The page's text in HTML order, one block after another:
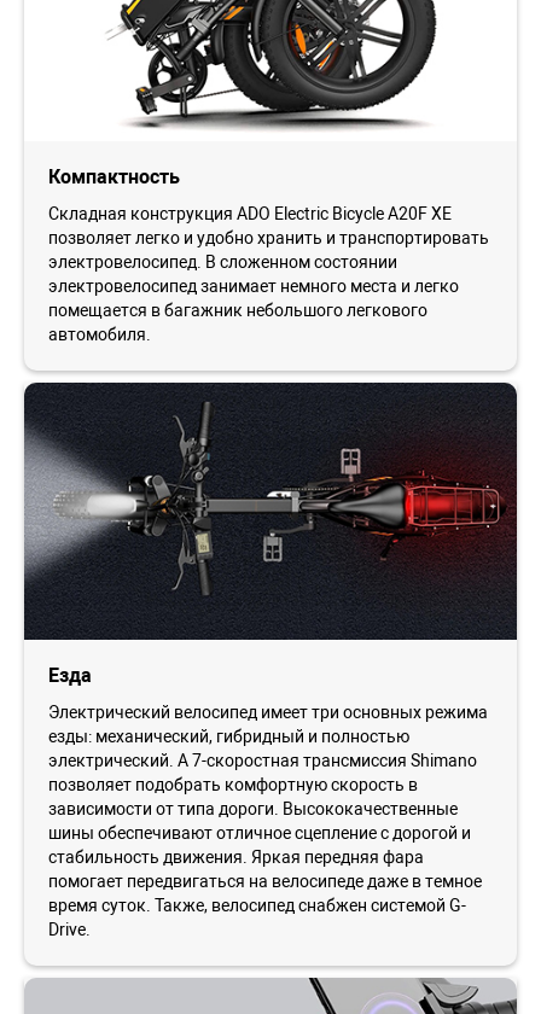
Компактность
Складная конструкция ADO Electric Bicycle A20F XE
позволяет легко и удобно хранить и транспортировать
электровелосипед. В сложенном состоянии
электровелосипед занимает немного места и легко
помещается в багажник небольшого легкового
автомобиля.
Езда
Электрический велосипед имеет три основных режима
езды: механический, гибридный и полностью
электрический. А 7-скоростная трансмиссия Shimano
позволяет подобрать комфортную скорость в
зависимости от типа дороги. Высококачественные
шины обеспечивают отличное сцепление с дорогой и
стабильность движения. Яркая передняя фара
помогает передвигаться на велосипеде даже в темное
время суток. Также, велосипед снабжен системой G-
Drive.